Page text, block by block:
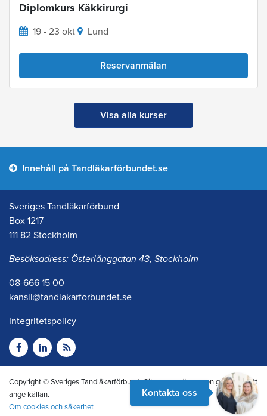
Diplomkurs Käkkirurgi
19 - 23 okt Lund
Reservanmälan
Visa alla kurser
Kontakta oss
Innehåll på Tandläkarförbundet.se
Sveriges Tandläkarförbund
Box 1217
111 82 Stockholm
Besöksadress: Österlånggatan 43, Stockholm
08-666 15 00
kansli@tandlakarforbundet.se
Integritetspolicy
Copyright © Sveriges Tandläkarförbund. Citera oss gärna men glöm inte att
ange källan.
Om cookies och säkerhet